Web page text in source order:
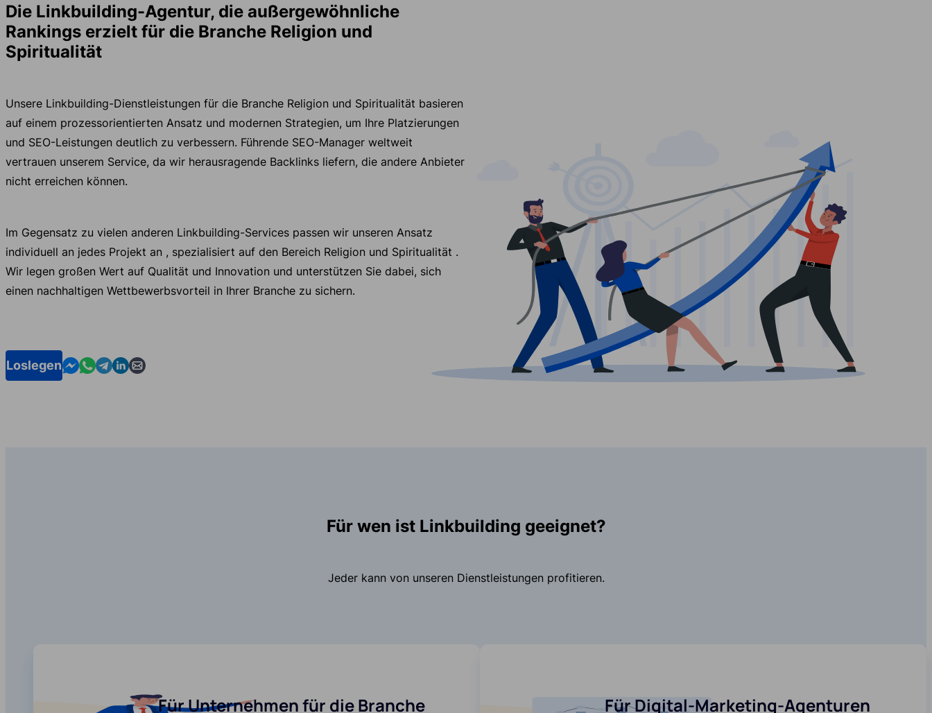
Die Linkbuilding-Agentur, die außergewöhnliche
Rankings erzielt für die Branche Religion und
Spiritualität
Unsere Linkbuilding-Dienstleistungen für die Branche Religion und Spiritualität basieren
auf einem prozessorientierten Ansatz und modernen Strategien, um Ihre Platzierungen
und SEO-Leistungen deutlich zu verbessern. Führende SEO-Manager weltweit
vertrauen unserem Service, da wir herausragende Backlinks liefern, die andere Anbieter
nicht erreichen können.
Im Gegensatz zu vielen anderen Linkbuilding-Services passen wir unseren Ansatz
individuell an jedes Projekt an , spezialisiert auf den Bereich Religion und Spiritualität .
Wir legen großen Wert auf Qualität und Innovation und unterstützen Sie dabei, sich
einen nachhaltigen Wettbewerbsvorteil in Ihrer Branche zu sichern.
LoslegenContact us in Messenger
Contact us in WhatsApp
Contact us in Telegram
Contact us in Linkedin
Contact us by email
Für wen ist Linkbuilding geeignet?
Jeder kann von unseren Dienstleistungen profitieren.
Für Unternehmen für die Branche Für Digital-Marketing-Agenturen